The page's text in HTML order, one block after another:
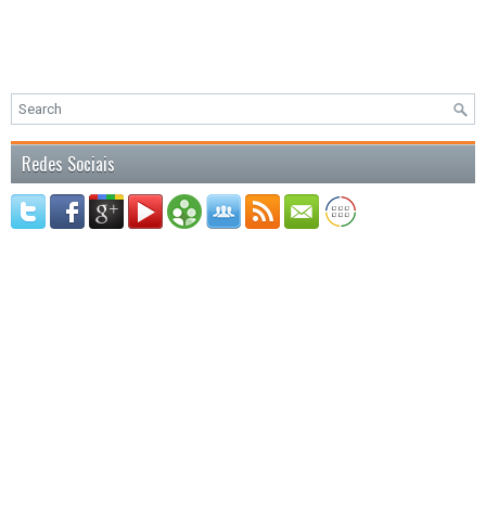
Redes Sociais